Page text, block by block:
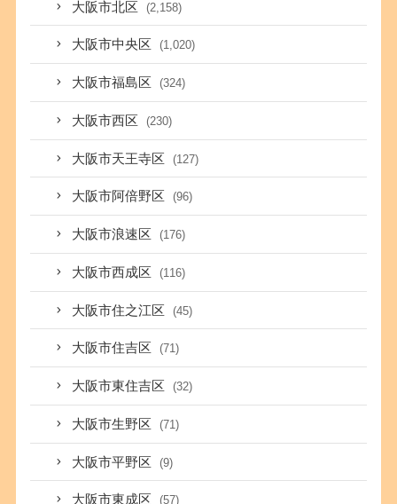
大阪市北区 (2,158)
大阪市中央区 (1,020)
大阪市福島区 (324)
大阪市西区 (230)
大阪市天王寺区 (127)
大阪市阿倍野区 (96)
大阪市浪速区 (176)
大阪市西成区 (116)
大阪市住之江区 (45)
大阪市住吉区 (71)
大阪市東住吉区 (32)
大阪市生野区 (71)
大阪市平野区 (9)
大阪市東成区 (57)